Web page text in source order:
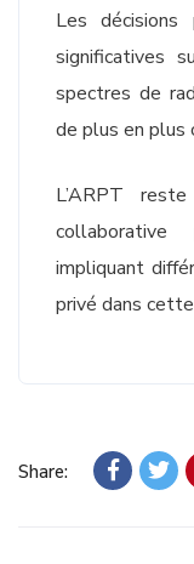
Les décisions
significatives
spectres de
de plus en plus
L’ARPT
impliquant
privé dans
Share: